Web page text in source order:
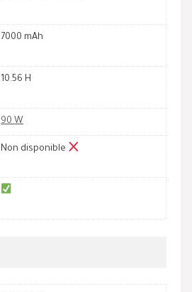
7000 mAh
10.56 H
90 W
Non disponible